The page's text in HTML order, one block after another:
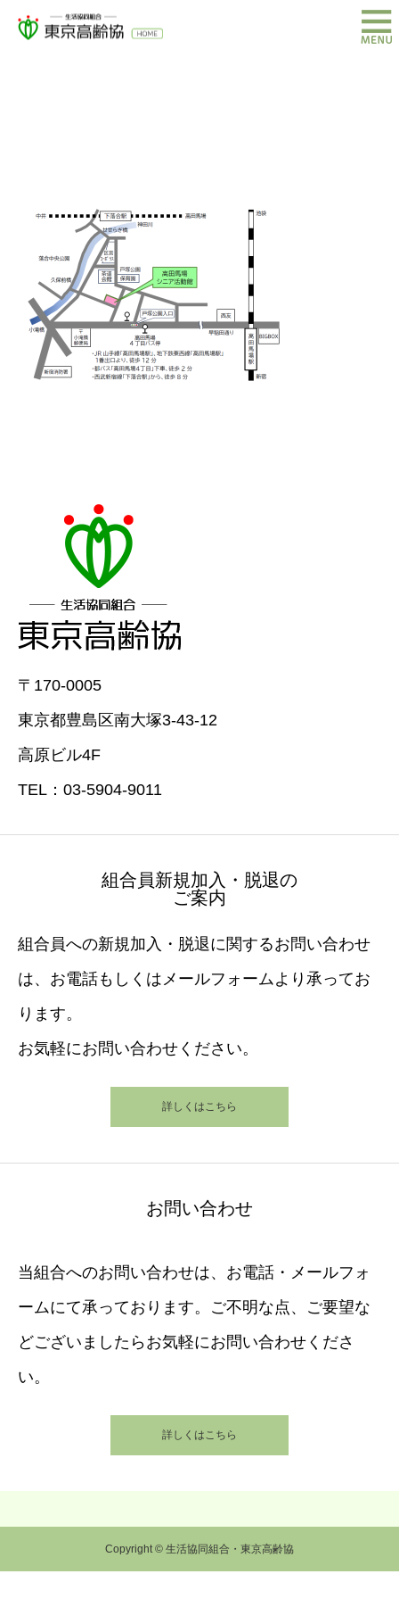
〒170-0005
東京都豊島区南大塚3-43-12
高原ビル4F
TEL：03-5904-9011
組合員新規加入・脱退の
ご案内
組合員への新規加入・脱退に関するお問い合わせ
は、お電話もしくはメールフォームより承ってお
ります。
お気軽にお問い合わせください。
詳しくはこちら
お問い合わせ
当組合へのお問い合わせは、お電話・メールフォ
ームにて承っております。ご不明な点、ご要望な
どございましたらお気軽にお問い合わせくださ
い。
詳しくはこちら
Copyright © 生活協同組合・東京高齢協